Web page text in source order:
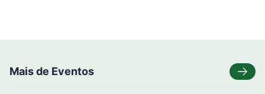
Mais de Eventos